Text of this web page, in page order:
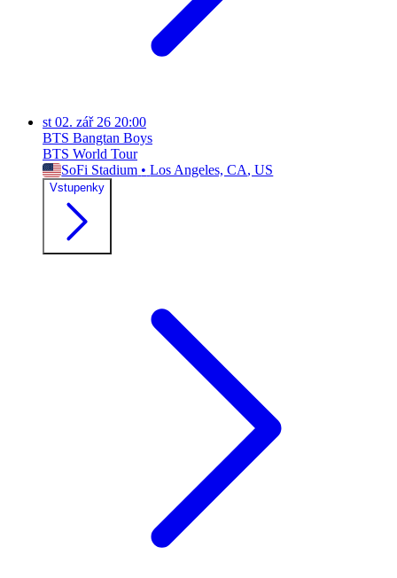
st 02. zář 26 20:00
BTS Bangtan Boys
BTS World Tour
SoFi Stadium • Los Angeles, CA, US
Vstupenky